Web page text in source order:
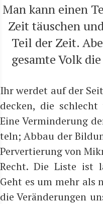
Man kann einen
Zeit täu­schen
Teil der Zeit.
gesam­te Volk
Ihr wer­det auf der
de­cken, die
Eine Ver­min­de­rung
teln; Abbau der
Per­ver­tie­rung von
Recht. Die Lis­te ist
Geht es um mehr als
die Ver­än­de­run­gen